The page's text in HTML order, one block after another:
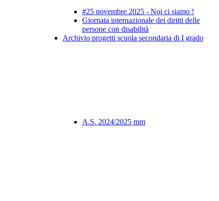
#25 novembre 2025 - Noi ci siamo !
Giornata internazionale dei diritti delle
persone con disabilità
Archivio progetti scuola secondaria di I grado
A.S. 2024/2025 mm